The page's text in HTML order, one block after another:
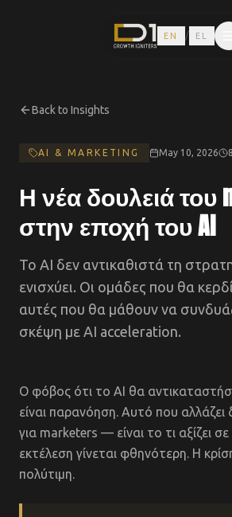
EN / EL
Back to Insights
AI & MARKETING May 10, 2026
Η νέα δουλειά του
στην εποχή του AI
Το AI δεν αντικαθιστά τη
ενισχύει. Οι ομάδες που θα
αυτές που θα μάθουν να
σκέψη με AI acceleration.
Ο φόβος ότι το AI θα
είναι παρανόηση. Αυτό που αλλάζει
για marketers — είναι το τι αξίζει
εκτέλεση γίνεται φθηνότερη. Η
πολύτιμη.